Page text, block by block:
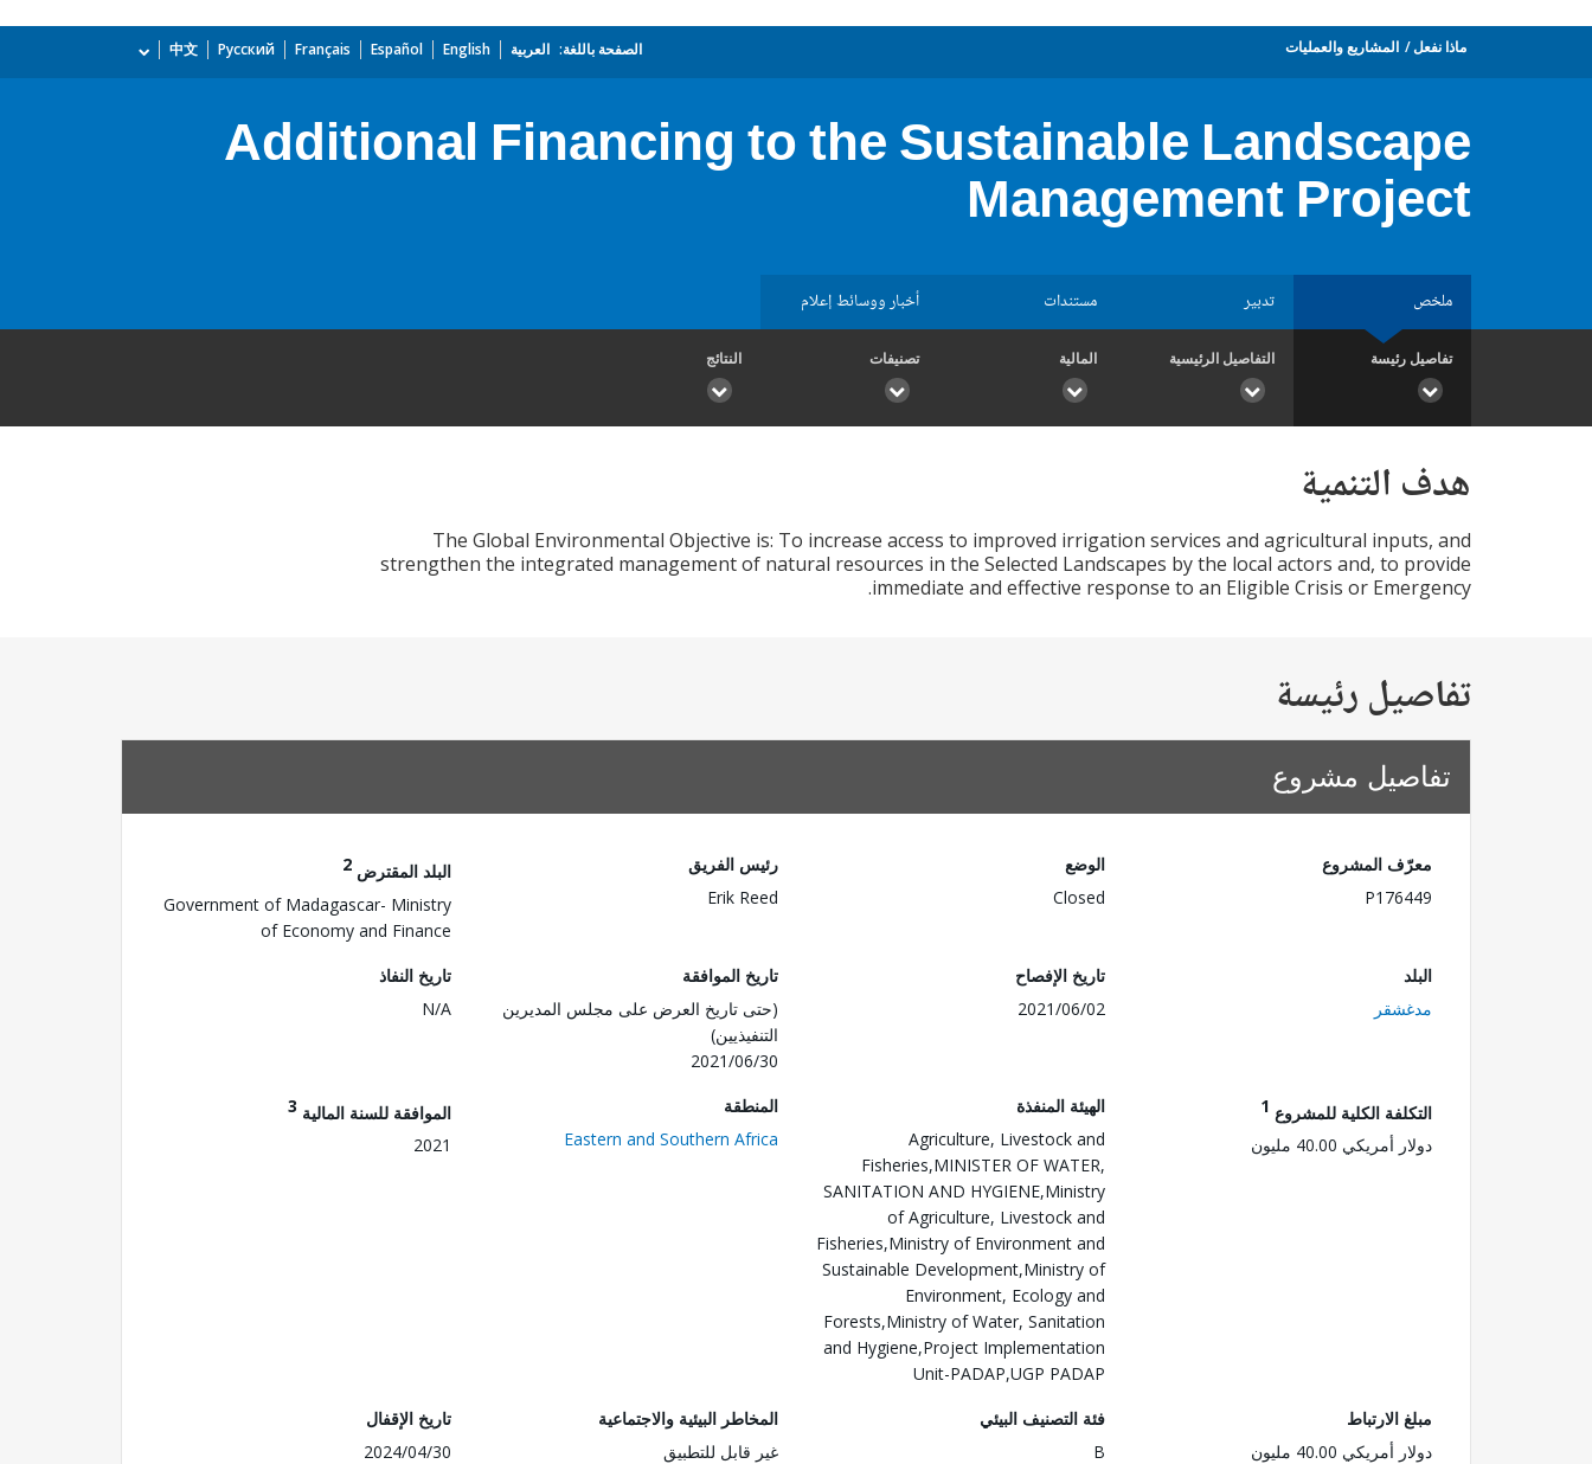
ماذا نفعل المشاريع والعمليات الصفحة باللغة: العربية English
Español
Français
Русский
中文
Additional Financing to the Sustainable Landscape
Management Project
ملخص تدبير مستندات أخبار ووسائط إعلام
تفاصيل رئيسة التفاصيل الرئيسية المالية تصنيفات النتائج
هدف التنمية
The Global Environmental Objective is: To increase access to improved irrigation services and agricultural inputs, and
strengthen the integrated management of natural resources in the Selected Landscapes by the local actors and, to provide
immediate and effective response to an Eligible Crisis or Emergency.
تفاصيل رئيسة
تفاصيل مشروع
معرّف المشروع
P176449
الوضع
Closed
رئيس الفريق
Erik Reed
البلد المقترض 2
Government of Madagascar- Ministry
of Economy and Finance
البلد
مدغشقر
تاريخ الإفصاح
2021/06/02
تاريخ الموافقة
(حتى تاريخ العرض على مجلس المديرين
التنفيذيين)
2021/06/30
تاريخ النفاذ
N/A
التكلفة الكلية للمشروع 1
دولار أمريكي 40.00 مليون
الهيئة المنفذة
Agriculture, Livestock and
Fisheries,MINISTER OF WATER,
SANITATION AND HYGIENE,Ministry
of Agriculture, Livestock and
Fisheries,Ministry of Environment and
Sustainable Development,Ministry of
Environment, Ecology and
Forests,Ministry of Water, Sanitation
and Hygiene,Project Implementation
Unit-PADAP,UGP PADAP
المنطقة
Eastern and Southern Africa
الموافقة للسنة المالية 3
2021
مبلغ الارتباط
دولار أمريكي 40.00 مليون
فئة التصنيف البيئي
B
المخاطر البيئية والاجتماعية
غير قابل للتطبيق
تاريخ الإقفال
2024/04/30